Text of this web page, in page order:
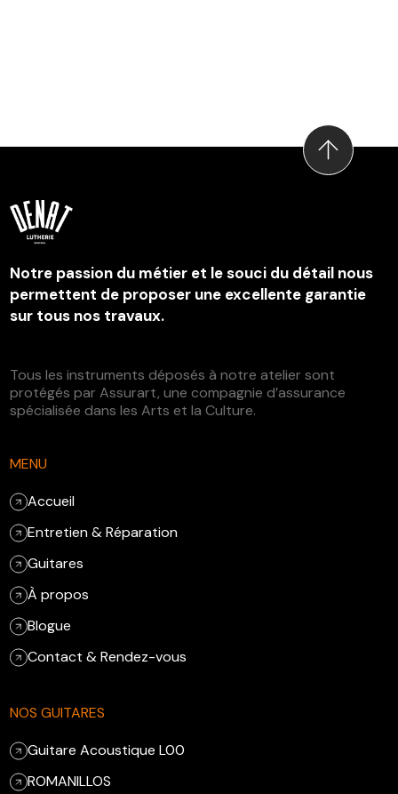
Notre passion du métier et le souci du détail nous
permettent de proposer une excellente garantie
sur tous nos travaux.
Tous les instruments déposés à notre atelier sont
protégés par Assurart, une compagnie d’assurance
spécialisée dans les Arts et la Culture.
MENU
Accueil
Entretien & Réparation
Guitares
À propos
Blogue
Contact & Rendez-vous
NOS GUITARES
Guitare Acoustique L00
ROMANILLOS